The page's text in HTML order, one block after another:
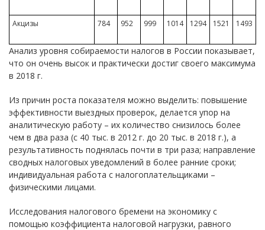
Акцизы 784 952 999 1014 1294 1521 1493
Анализ уровня собираемости налогов в России показывает,
что он очень высок и практически достиг своего максимума
в 2018 г.
Из причин роста показателя можно выделить: повышение
эффективности выездных проверок, делается упор на
аналитическую работу – их количество снизилось более
чем в два раза (с 40 тыс. в 2012 г. до 20 тыс. в 2018 г.), а
результативность поднялась почти в три раза; направление
сводных налоговых уведомлений в более ранние сроки;
индивидуальная работа с налогоплательщиками –
физическими лицами.
Исследования налогового бремени на экономику с
помощью коэффициента налоговой нагрузки, равного